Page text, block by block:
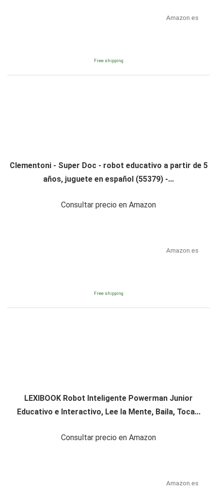
Amazon.es
Free shipping
Clementoni - Super Doc - robot educativo a partir de 5
años, juguete en español (55379) -...
Consultar precio en Amazon
Amazon.es
Free shipping
LEXIBOOK Robot Inteligente Powerman Junior
Educativo e Interactivo, Lee la Mente, Baila, Toca...
Consultar precio en Amazon
Amazon.es